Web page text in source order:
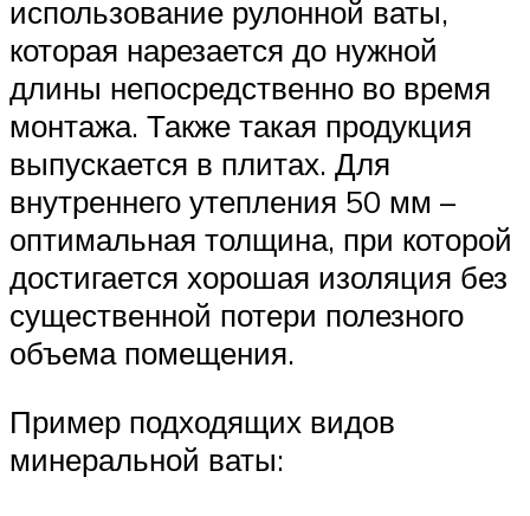
использование рулонной ваты,
которая нарезается до нужной
длины непосредственно во время
монтажа. Также такая продукция
выпускается в плитах. Для
внутреннего утепления 50 мм –
оптимальная толщина, при которой
достигается хорошая изоляция без
существенной потери полезного
объема помещения.
Пример подходящих видов
минеральной ваты: